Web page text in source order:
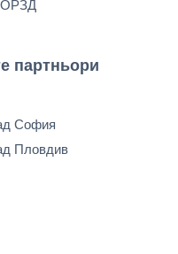
ОРЗД
партньори
София
Пловдив